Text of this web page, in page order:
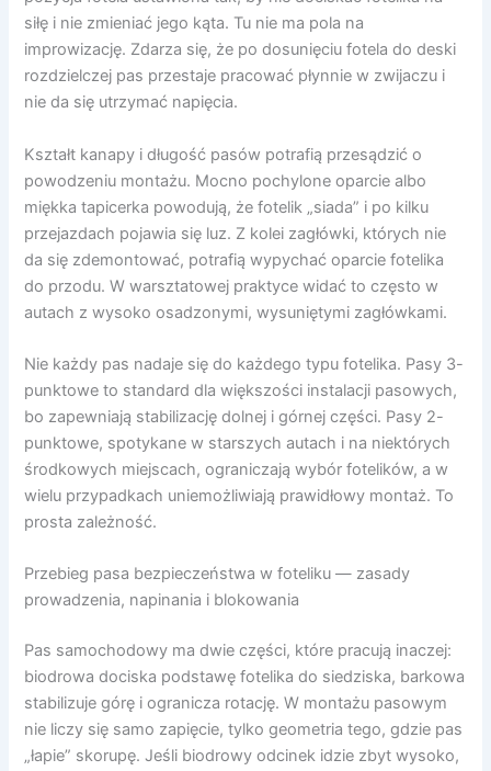
siłę i nie zmieniać jego kąta. Tu nie ma pola na
improwizację. Zdarza się, że po dosunięciu fotela do deski
rozdzielczej pas przestaje pracować płynnie w zwijaczu i
nie da się utrzymać napięcia.
Kształt kanapy i długość pasów potrafią przesądzić o
powodzeniu montażu. Mocno pochylone oparcie albo
miękka tapicerka powodują, że fotelik „siada” i po kilku
przejazdach pojawia się luz. Z kolei zagłówki, których nie
da się zdemontować, potrafią wypychać oparcie fotelika
do przodu. W warsztatowej praktyce widać to często w
autach z wysoko osadzonymi, wysuniętymi zagłówkami.
Nie każdy pas nadaje się do każdego typu fotelika. Pasy 3-
punktowe to standard dla większości instalacji pasowych,
bo zapewniają stabilizację dolnej i górnej części. Pasy 2-
punktowe, spotykane w starszych autach i na niektórych
środkowych miejscach, ograniczają wybór fotelików, a w
wielu przypadkach uniemożliwiają prawidłowy montaż. To
prosta zależność.
Przebieg pasa bezpieczeństwa w foteliku — zasady
prowadzenia, napinania i blokowania
Pas samochodowy ma dwie części, które pracują inaczej:
biodrowa dociska podstawę fotelika do siedziska, barkowa
stabilizuje górę i ogranicza rotację. W montażu pasowym
nie liczy się samo zapięcie, tylko geometria tego, gdzie pas
„łapie” skorupę. Jeśli biodrowy odcinek idzie zbyt wysoko,